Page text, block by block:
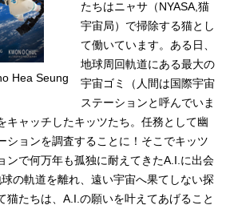
Hea Seung
たちはニャサ（NYASA,猫
宇宙局）で掃除する猫とし
て働いています。ある日、
地球周回軌道にある最大の
宇宙ゴミ（人間は国際宇宙
ステーションと呼んでいま
キャッチしたキッツたち。任務として幽
ションを調査することに！そこでキッツ
ンで何万年も孤独に耐えてきたA.I.に出会
の軌道を離れ、遠い宇宙へ果てしない探
猫たちは、A.I.の願いを叶えてあげること